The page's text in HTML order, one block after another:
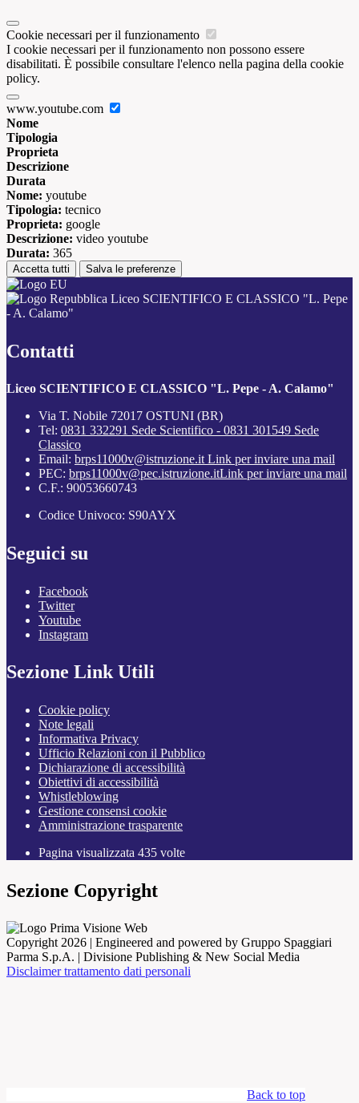
Cookie necessari per il funzionamento
I cookie necessari per il funzionamento non possono essere
disabilitati. È possibile consultare l'elenco nella pagina della cookie
policy.
www.youtube.com
Nome
Tipologia
Proprieta
Descrizione
Durata
Nome: youtube
Tipologia: tecnico
Proprieta: google
Descrizione: video youtube
Durata: 365
Accetta tutti Salva le preferenze
Liceo SCIENTIFICO E CLASSICO "L. Pepe
- A. Calamo"
Contatti
Liceo SCIENTIFICO E CLASSICO "L. Pepe - A. Calamo"
Via T. Nobile 72017 OSTUNI (BR)
Tel: 0831 332291 Sede Scientifico - 0831 301549 Sede
Classico
Email: brps11000v@istruzione.itLink per inviare una mail
PEC: brps11000v@pec.istruzione.itLink per inviare una mail
C.F.: 90053660743
Codice Univoco: S90AYX
Seguici su
Facebook
Twitter
Youtube
Instagram
Sezione Link Utili
Cookie policy
Note legali
Informativa Privacy
Ufficio Relazioni con il Pubblico
Dichiarazione di accessibilità
Obiettivi di accessibilità
Whistleblowing
Gestione consensi cookie
Amministrazione trasparente
Pagina visualizzata 435 volte
Sezione Copyright
Copyright 2026 | Engineered and powered by Gruppo Spaggiari
Parma S.p.A. | Divisione Publishing & New Social Media
Disclaimer trattamento dati personali
Back to top